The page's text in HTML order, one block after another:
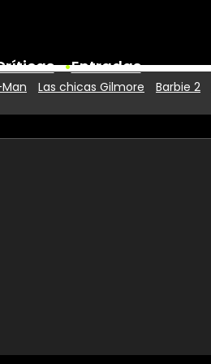
Entradas
Premios
Las chicas Gilmore Barbie 2